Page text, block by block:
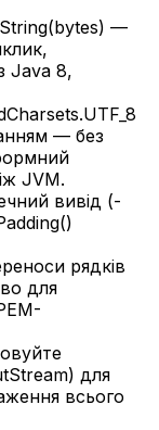
—
Java 8,
— без
JVM.
вивід (-
рядків
для
для
всього